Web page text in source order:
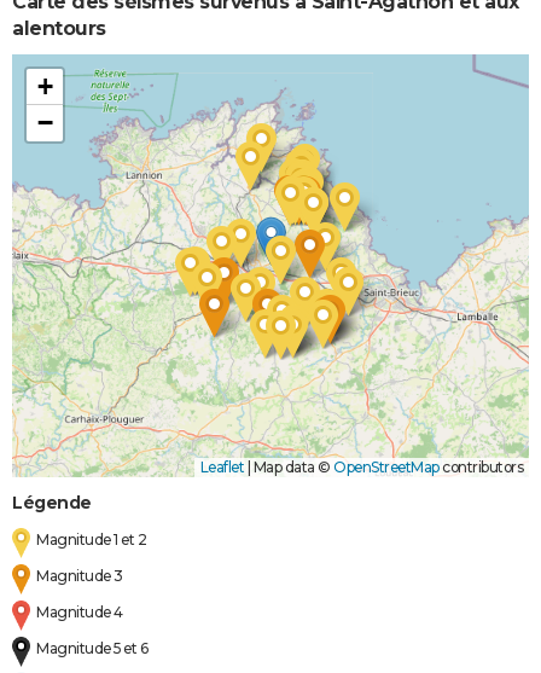
alentours
+
−
Leaflet | Map data © OpenStreetMapcontributors
Légende
Magnitude 1 et 2
Magnitude 3
Magnitude 4
Magnitude 5 et 6